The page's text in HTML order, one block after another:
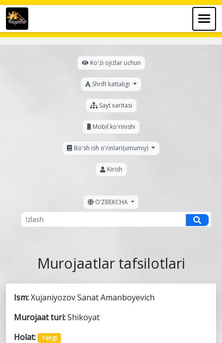
Ko'zi ojizlar uchun
Shrift kattaligi
Sayt xaritasi
Mobil ko'rinishi
Bo'sh ish o'rinlari(umumiy)
Kirish
OʼZBEKCHA
Murojaatlar tafsilotlari
Ism:Xujaniyozov Sanat Amanboyevich
Murojaat turi:Shikoyat
Holat:
Yangi